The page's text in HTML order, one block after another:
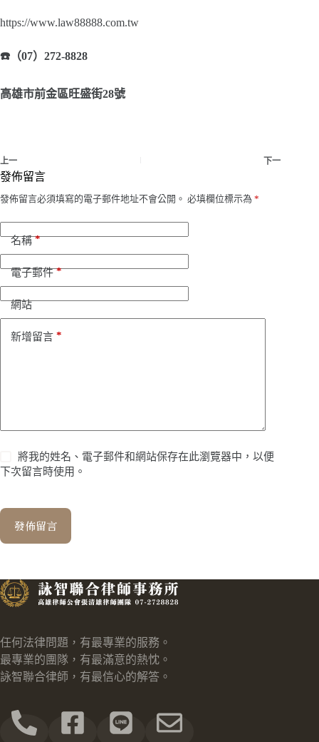
https://www.law88888.com.tw
☎ （07）272-8828
高雄市前金區旺盛街28號
上一 下一
發佈留言
發佈留言必須填寫的電子郵件地址不會公開。 必填欄位標示為 *
名稱*
電子郵件*
網站
新增留言 *
將我的姓名、電子郵件和網站保存在此瀏覽器中，以便
下次留言時使用。
發佈留言
任何法律問題，有最專業的服務。
最專業的團隊，有最滿意的熱忱。
詠智聯合律師，有最信心的解答。